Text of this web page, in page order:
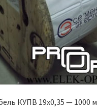
КУПВ 19х0,35 — 1000 м